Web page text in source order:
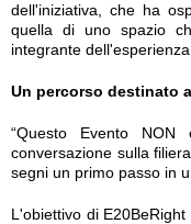
dell'iniziativa, che ha
quella di uno spazio
integrante dell'esperienza.
Un percorso destinato
“Questo Evento
conversazione sulla
segni un primo passo in
L'obiettivo di